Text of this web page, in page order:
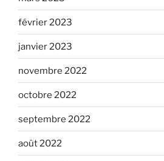
février 2023
janvier 2023
novembre 2022
octobre 2022
septembre 2022
août 2022